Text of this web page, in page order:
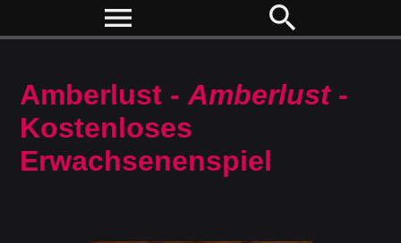
menu search
Amberlust -Amberlust-
Kostenloses
Erwachsenenspiel